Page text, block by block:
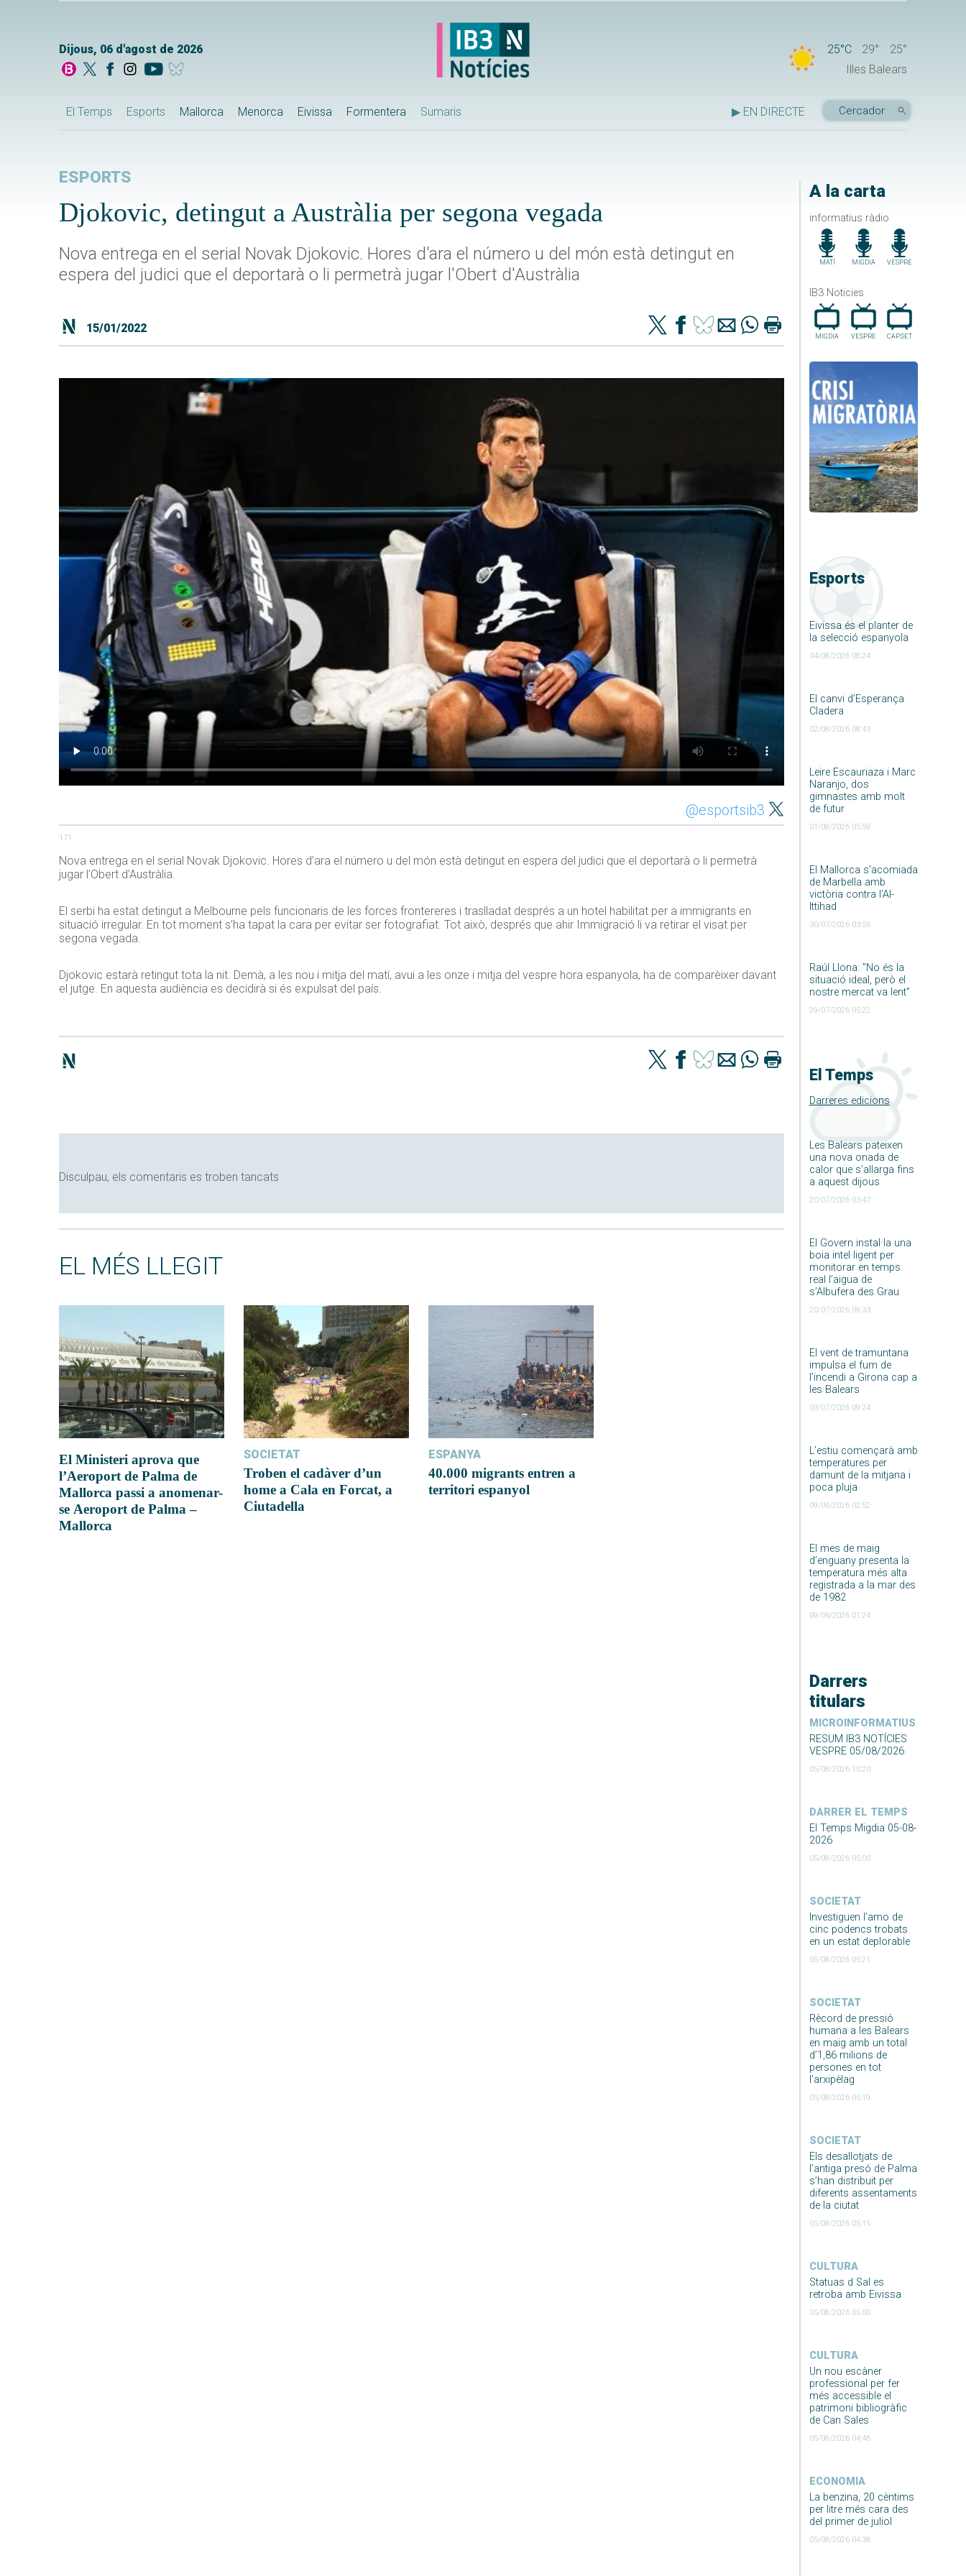
Dijous, 06 d'agost de 2026 25°C 29°
25°
Illes Balears
El Temps Esports Mallorca Menorca Eivissa Formentera Sumaris ▶ EN DIRECTE
A la carta
informatius ràdio
MATÍ MIGDIA VESPRE
IB3 Noticies
MIGDIA VESPRE CAP.SET
Esports
Eivissa és el planter de
la selecció espanyola
04/08/2026 08:24
El canvi d’Esperança
Cladera
02/08/2026 08:43
Leire Escauriaza i Marc
Naranjo, dos
gimnastes amb molt
de futur
01/08/2026 05:59
El Mallorca s’acomiada
de Marbella amb
victòria contra l’Al-
Ittihad
30/07/2026 03:56
Raúl Llona: ”No és la
situació ideal, però el
nostre mercat va lent”
29/07/2026 05:22
El Temps
Darreres edicions
Les Balears pateixen
una nova onada de
calor que s’allarga fins
a aquest dijous
20/07/2026 03:47
El Govern instal·la una
boia intel·ligent per
monitorar en temps
real l’aigua de
s’Albufera des Grau
20/07/2026 09:33
El vent de tramuntana
impulsa el fum de
l’incendi a Girona cap a
les Balears
03/07/2026 09:24
L’estiu començarà amb
temperatures per
damunt de la mitjana i
poca pluja
09/06/2026 02:52
El mes de maig
d’enguany presenta la
temperatura més alta
registrada a la mar des
de 1982
09/06/2026 01:24
Darrers
titulars
MICROINFORMATIUS
RESUM IB3 NOTÍCIES
VESPRE 05/08/2026
05/08/2026 10:20
DARRER EL TEMPS
El Temps Migdia 05-08-
2026
05/08/2026 05:00
SOCIETAT
Investiguen l’amo de
cinc podencs trobats
en un estat deplorable
05/08/2026 05:21
SOCIETAT
Rècord de pressió
humana a les Balears
en maig amb un total
d’1,86 milions de
persones en tot
l’arxipèlag
05/08/2026 05:19
SOCIETAT
Els desallotjats de
l’antiga presó de Palma
s’han distribuit per
diferents assentaments
de la ciutat
05/08/2026 05:15
CULTURA
Statuas d Sal es
retroba amb Eivissa
05/08/2026 05:00
CULTURA
Un nou escàner
professional per fer
més accessible el
patrimoni bibliogràfic
de Can Sales
05/08/2026 04:46
ECONOMIA
La benzina, 20 cèntims
per litre més cara des
del primer de juliol
05/08/2026 04:36
ESPORTS
Djokovic, detingut a Austràlia per segona vegada
Nova entrega en el serial Novak Djokovic. Hores d'ara el número u del món està detingut en
espera del judici que el deportarà o li permetrà jugar l'Obert d'Austràlia
15/01/2022
@esportsib3
171
Nova entrega en el serial Novak Djokovic. Hores d’ara el número u del món està detingut en espera del judici que el deportarà o li permetrà
jugar l’Obert d’Austràlia.
El serbi ha estat detingut a Melbourne pels funcionaris de les forces frontereres i traslladat després a un hotel habilitat per a immigrants en
situació irregular. En tot moment s’ha tapat la cara per evitar ser fotografiat. Tot això, després que ahir Immigració li va retirar el visat per
segona vegada.
Djokovic estarà retingut tota la nit. Demà, a les nou i mitja del matí, avui a les onze i mitja del vespre hora espanyola, ha de comparèixer davant
el jutge. En aquesta audiència es decidirà si és expulsat del país.
Disculpau, els comentaris es troben tancats
EL MÉS LLEGIT
El Ministeri aprova que
l’Aeroport de Palma de
Mallorca passi a anomenar-
se Aeroport de Palma –
Mallorca
SOCIETAT
Troben el cadàver d’un
home a Cala en Forcat, a
Ciutadella
ESPANYA
40.000 migrants entren a
territori espanyol